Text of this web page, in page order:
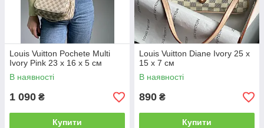
Louis Vuitton Pochete Multi
Ivory Pink 23 х 16 х 5 см
В наявності
1 090 ₴
Купити
Louis Vuitton Diane Ivory 25 x
15 x 7 см
В наявності
890 ₴
Купити